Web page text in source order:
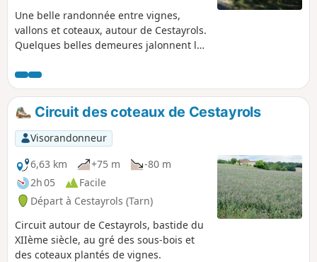
Une belle randonnée entre vignes,
vallons et coteaux, autour de Cestayrols.
Quelques belles demeures jalonnent le
préférence par une belle journée
d'automne, lorsque les vignes changent
de couleur. Un peu de bitume dans
cette randonnée mais sur des petites
routes tranquilles et bucoliques.
Circuit des coteaux de Cestayrols
Visorandonneur
6,63 km
+75 m
-80 m
2h 05
Facile
Départ à Cestayrols (Tarn)
Circuit autour de Cestayrols, bastide du
XIIème siècle, au gré des sous-bois et
des coteaux plantés de vignes.